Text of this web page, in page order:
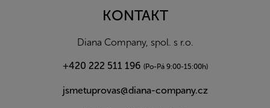
KONTAKT
Diana Company, spol. s r.o.
+420 222 511 196 (Po-Pá 9:00-15:00h)
jsmetuprovas@diana-company.cz